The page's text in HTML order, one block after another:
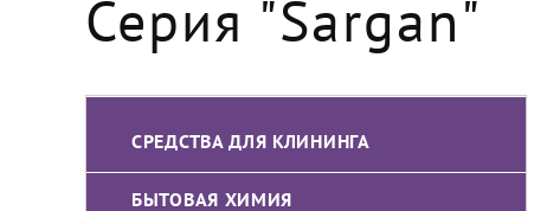
Серия "Sargan"
СРЕДСТВА ДЛЯ КЛИНИНГА
БЫТОВАЯ ХИМИЯ